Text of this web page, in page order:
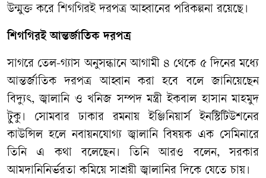
উন্মুক্ত করে শিগগিরই দরপত্র আহ্বানের পরিকল্পনা রয়েছে।
শিগগিরই আন্তর্জাতিক দরপত্র
সাগরে তেল-গ্যাস অনুসন্ধানে আগামী ৪ থেকে ৫ দিনের মধ্যে
আন্তর্জাতিক দরপত্র আহ্বান করা হবে বলে জানিয়েছেন
বিদ্যুৎ, জ্বালানি ও খনিজ সম্পদ মন্ত্রী ইকবাল হাসান মাহমুদ
টুকু। সোমবার ঢাকার রমনায় ইঞ্জিনিয়ার্স ইনস্টিটিউশনের
কাউন্সিল হলে নবায়নযোগ্য জ্বালানি বিষয়ক এক সেমিনারে
তিনি এ কথা বলেছেন। তিনি আরও বলেন, সরকার
আমদানিনির্ভরতা কমিয়ে সাশ্রয়ী জ্বালানির দিকে যেতে চায়।